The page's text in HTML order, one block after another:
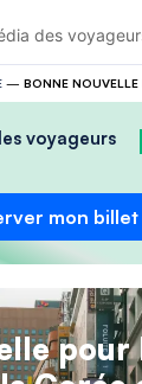
des
—
voyageurs
mon billet
pour